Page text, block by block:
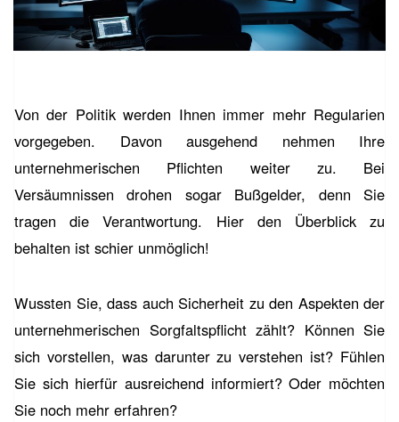
Von der Politik werden Ihnen immer mehr Regularien
vorgegeben. Davon ausgehend nehmen Ihre
unternehmerischen Pflichten weiter zu. Bei
Versäumnissen drohen sogar Bußgelder, denn Sie
tragen die Verantwortung. Hier den Überblick zu
behalten ist schier unmöglich!
Wussten Sie, dass auch Sicherheit zu den Aspekten der
unternehmerischen Sorgfaltspflicht zählt? Können Sie
sich vorstellen, was darunter zu verstehen ist? Fühlen
Sie sich hierfür ausreichend informiert? Oder möchten
Sie noch mehr erfahren?